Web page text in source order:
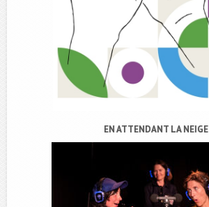
EN ATTENDANT LA NEIGE